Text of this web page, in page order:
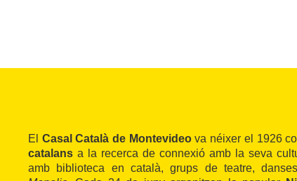
El Casal Català de Montevideova néixer el 1926
catalans a la recerca de connexió amb la seva
amb biblioteca en català, grups de teatre,